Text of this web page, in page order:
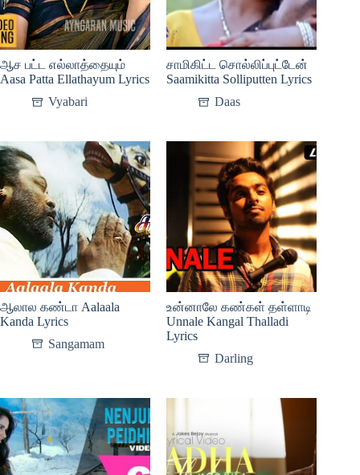
ஆச பட்ட எல்லாத்தையும்
Aasa Patta Ellathayum Lyrics
Vyabari
சாமிகிட்ட சொல்லிப்புட்டேன்
Saamikitta Solliputten Lyrics
Daas
ஆலால கண்டா Aalaala
Kanda Lyrics
Sangamam
உன்னாலே கண்கள் தள்ளாடி
Unnale Kangal Thalladi
Lyrics
Darling